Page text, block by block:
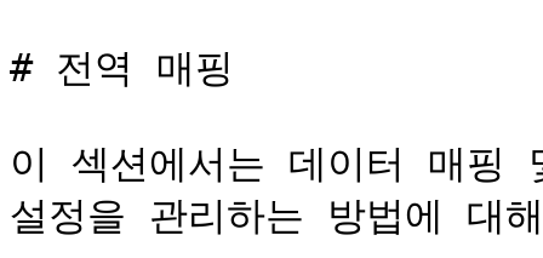
# 전역 매핑
이 섹션에서는 데이터 매핑
설정을 관리하는 방법에 대